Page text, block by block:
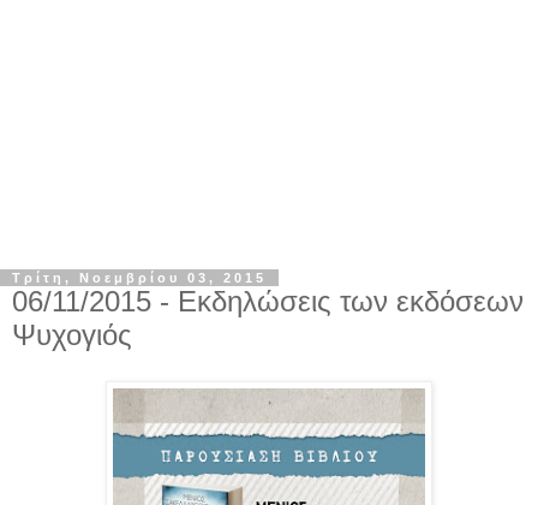
Τρίτη, Νοεμβρίου 03, 2015
06/11/2015 - Εκδηλώσεις των εκδόσεων
Ψυχογιός